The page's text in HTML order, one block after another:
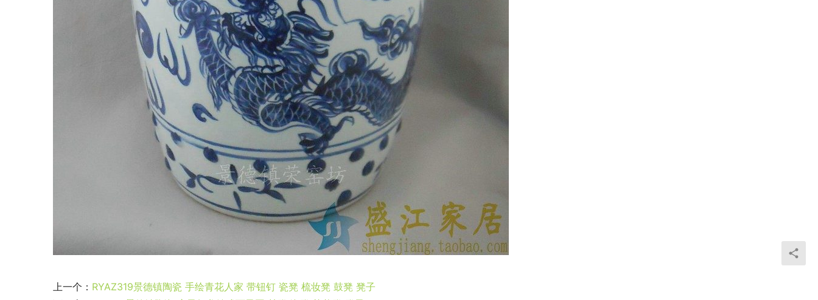
上一个： RYAZ319景德镇陶瓷 手绘青花人家 带钮钉 瓷凳 梳妆凳 鼓凳 凳子